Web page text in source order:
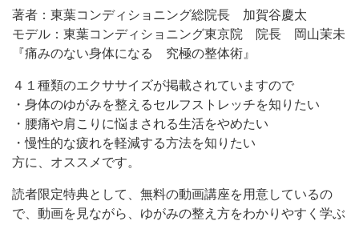
著者：東葉コンディショニング総院長 加賀谷慶太
モデル：東葉コンディショニング東京院 院長 岡山茉未
『痛みのない身体になる 究極の整体術』
４１種類のエクササイズが掲載されていますので
・身体のゆがみを整えるセルフストレッチを知りたい
・腰痛や肩こりに悩まされる生活をやめたい
・慢性的な疲れを軽減する方法を知りたい
方に、オススメです。
読者限定特典として、無料の動画講座を用意しているの
で、動画を見ながら、 ゆがみの整え方をわかりやすく学ぶ